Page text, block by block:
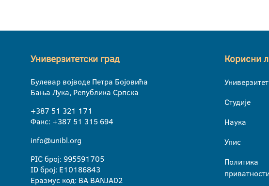
Универзитетски град
Булевар војводе Петра Бојовића
Бања Лука, Република Српска
+387 51 321 171
Факс: +387 51 315 694
info@unibl.org
PIC број: 995591705
ID број: E10186843
Еразмус код: BA BANJA02
Корисни
Универзитет
Студије
Наука
Упис
Политика
приватности